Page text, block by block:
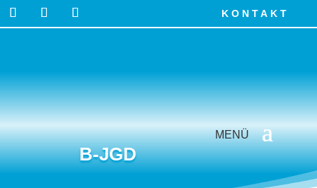
KONTAKT
B-JGD